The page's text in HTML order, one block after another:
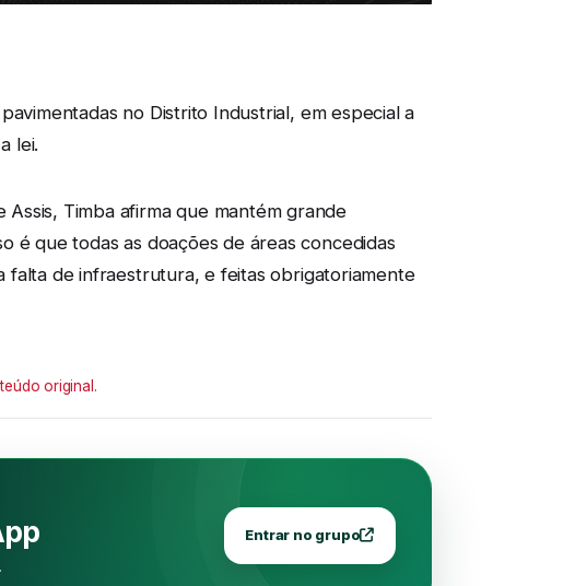
no Distrito Industrial, em especial a
lei.
Timba afirma que mantém grande
é que todas as doações de áreas concedidas
de infraestrutura, e feitas obrigatoriamente
original.
Entrar no grupo